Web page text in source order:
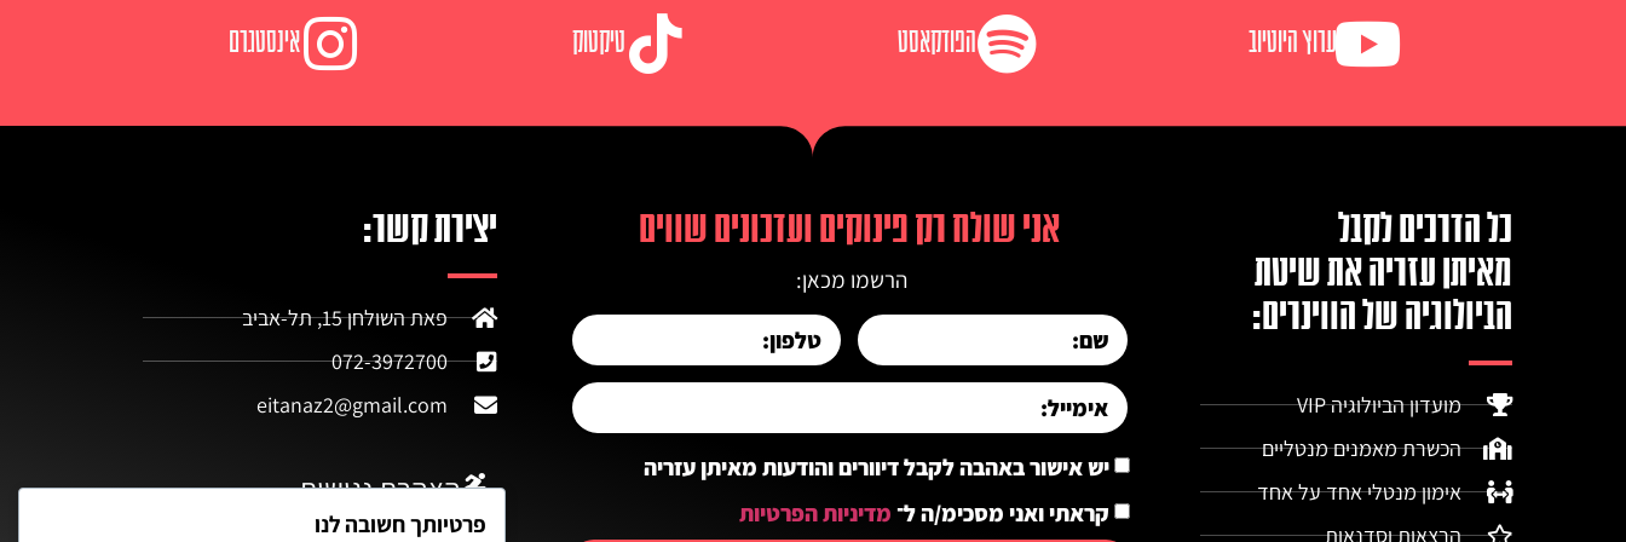
ערוץ היוטיוב הפודקאסט טיקטוק אינסטגרם
כל הדרכים לקבל
מאיתן עזריה את שיטת
הביולוגיה של הווינרים:
מועדון הביולוגיה VIP
הכשרת מאמנים מנטליים
אימון מנטלי אחד על אחד
הרצאות וסדנאות
אני שולח רק פינוקים ועדכונים שווים
הרשמו מכאן:
יש אישור באהבה לקבל דיוורים והודעות מאיתן עזריה
קראתי ואני מסכימ/ה ל־ מדיניות הפרטיות
יצירת קשר:
פאת השולחן 15, תל-אביב
072-3972700
eitanaz2@gmail.com
הצהרת נגישות
פרטיותך חשובה לנו